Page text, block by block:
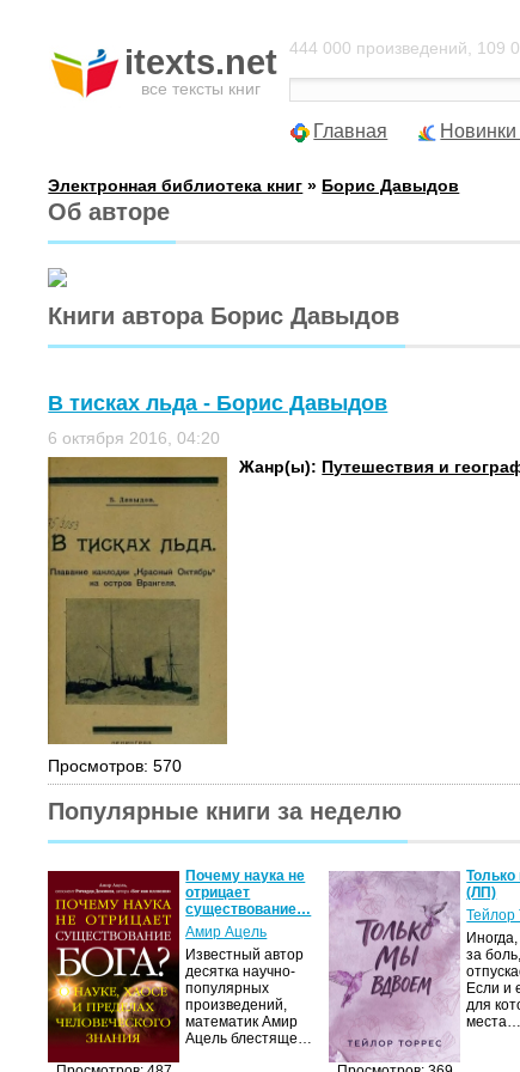
itexts.net
все тексты книг
444 000 произведений, 109
Главная Новинки
Электронная библиотека книг » Борис Давыдов
Об авторе
Книги автора Борис Давыдов
В тисках льда - Борис Давыдов
6 октября 2016, 04:20
Жанр(ы): Путешествия и
Просмотров: 570
Популярные книги за неделю
Почему наука не
отрицает
существование…
Амир Ацель
Известный автор
десятка научно-
популярных
произведений,
математик Амир
Ацель блестяще…
(ЛП)
Тейлор
за
Если и
для
места…